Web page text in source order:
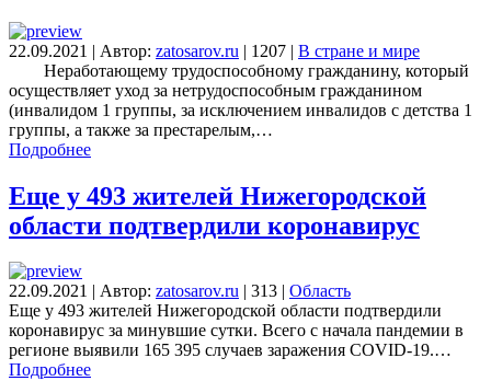
22.09.2021 | Автор: zatosarov.ru | 1207 | В стране и мире
Неработающему трудоспособному гражданину, который
осуществляет уход за нетрудоспособным гражданином
(инвалидом 1 группы, за исключением инвалидов с детства 1
группы, а также за престарелым,…
Подробнее
Еще у 493 жителей Нижегородской
области подтвердили коронавирус
22.09.2021 | Автор: zatosarov.ru | 313 | Область
Еще у 493 жителей Нижегородской области подтвердили
коронавирус за минувшие сутки. Всего с начала пандемии в
регионе выявили 165 395 случаев заражения COVID-19.…
Подробнее